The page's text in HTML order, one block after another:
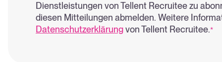
Dienstleistungen von Tellent Recruitee zu
diesen Mitteilungen abmelden. Weitere
Datenschutzerklärungvon Tellent Recruitee.*